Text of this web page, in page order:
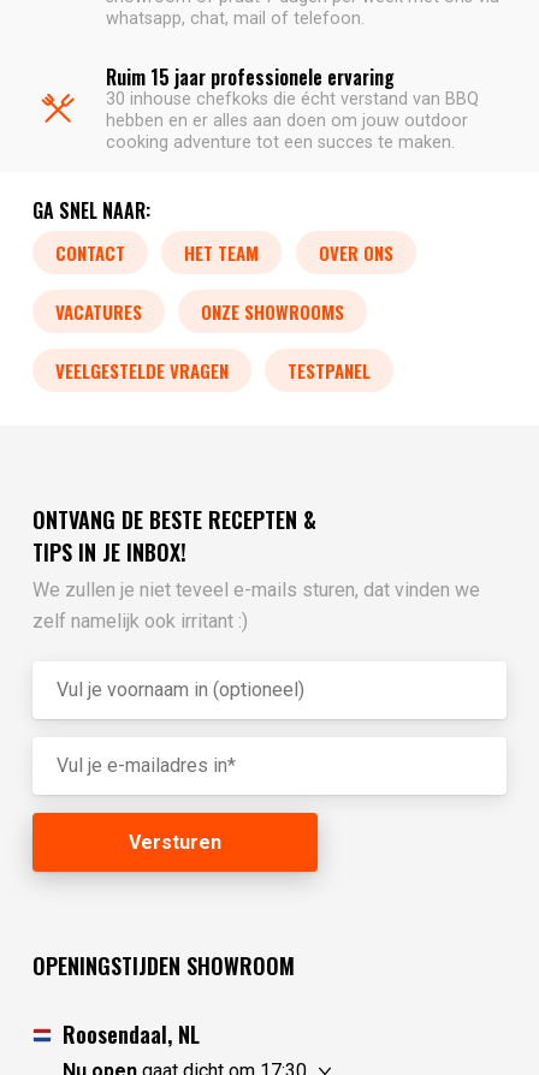
whatsapp, chat, mail of telefoon.
Ruim 15 jaar professionele ervaring
30 inhouse chefkoks die écht verstand van BBQ
hebben en er alles aan doen om jouw outdoor
cooking adventure tot een succes te maken.
GA SNEL NAAR:
CONTACT HET TEAM OVER ONS
VACATURES ONZE SHOWROOMS
VEELGESTELDE VRAGEN TESTPANEL
ONTVANG DE BESTE RECEPTEN &
TIPS IN JE INBOX!
We zullen je niet teveel e-mails sturen, dat vinden we
zelf namelijk ook irritant :)
OPENINGSTIJDEN SHOWROOM
Roosendaal, NL